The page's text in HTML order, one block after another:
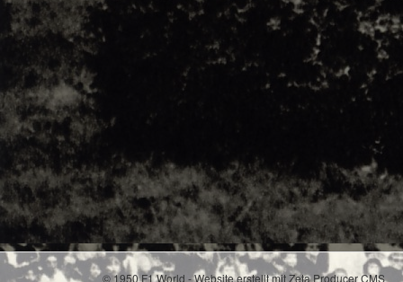
© 1950 F1 World -Website erstellt mit Zeta Producer CMS